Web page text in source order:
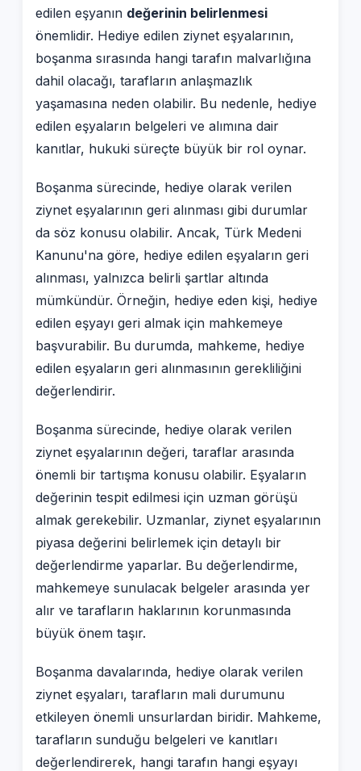
edilen eşyanın değerinin belirlenmesi
önemlidir. Hediye edilen ziynet eşyalarının,
boşanma sırasında hangi tarafın malvarlığına
dahil olacağı, tarafların anlaşmazlık
yaşamasına neden olabilir. Bu nedenle, hediye
edilen eşyaların belgeleri ve alımına dair
kanıtlar, hukuki süreçte büyük bir rol oynar.
Boşanma sürecinde, hediye olarak verilen
ziynet eşyalarının geri alınması gibi durumlar
da söz konusu olabilir. Ancak, Türk Medeni
Kanunu'na göre, hediye edilen eşyaların geri
alınması, yalnızca belirli şartlar altında
mümkündür. Örneğin, hediye eden kişi, hediye
edilen eşyayı geri almak için mahkemeye
başvurabilir. Bu durumda, mahkeme, hediye
edilen eşyaların geri alınmasının gerekliliğini
değerlendirir.
Boşanma sürecinde, hediye olarak verilen
ziynet eşyalarının değeri, taraflar arasında
önemli bir tartışma konusu olabilir. Eşyaların
değerinin tespit edilmesi için uzman görüşü
almak gerekebilir. Uzmanlar, ziynet eşyalarının
piyasa değerini belirlemek için detaylı bir
değerlendirme yaparlar. Bu değerlendirme,
mahkemeye sunulacak belgeler arasında yer
alır ve tarafların haklarının korunmasında
büyük önem taşır.
Boşanma davalarında, hediye olarak verilen
ziynet eşyaları, tarafların mali durumunu
etkileyen önemli unsurlardan biridir. Mahkeme,
tarafların sunduğu belgeleri ve kanıtları
değerlendirerek, hangi tarafın hangi eşyayı